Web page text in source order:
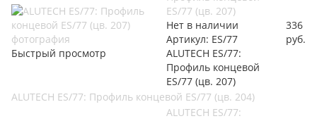
Быстрый просмотр
ES/77 (цв. 207)
Нет в наличии
Артикул: ES/77
ALUTECH ES/77:
Профиль концевой
ES/77 (цв. 207)
336
руб.
ALUTECH ES/77: Профиль концевой ES/77 (цв. 204)
ALUTECH ES/77: